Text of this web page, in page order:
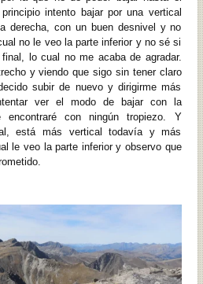
intento bajar por una vertical
derecha, con un buen desnivel y no
no le veo la parte inferior y no sé si
lo cual no me acaba de agradar.
y viendo que sigo sin tener claro
subir de nuevo y dirigirme más
ver el modo de bajar con la
con ningún tropiezo. Y
está más vertical todavía y más
le veo la parte inferior y observo que